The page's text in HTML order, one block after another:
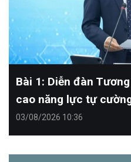
Bài 1: Diễn đàn
cao năng lực tự
03/08/2026 10:36